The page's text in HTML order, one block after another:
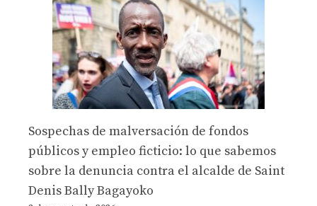
Sospechas de malversación de fondos
públicos y empleo ficticio: lo que sabemos
sobre la denuncia contra el alcalde de Saint
Denis Bally Bagayoko